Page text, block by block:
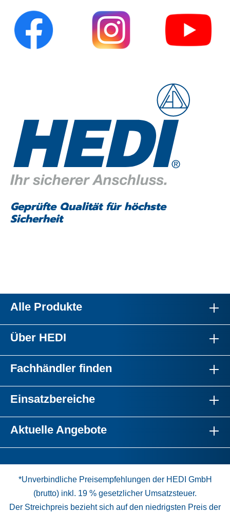
Geprüfte Qualität für höchste
Sicherheit
Alle Produkte
Über HEDI
Fachhändler finden
Einsatzbereiche
Aktuelle Angebote
*Unverbindliche Preisempfehlungen der HEDI GmbH
(brutto) inkl. 19 % gesetzlicher Umsatzsteuer.
Der Streichpreis bezieht sich auf den niedrigsten Preis der